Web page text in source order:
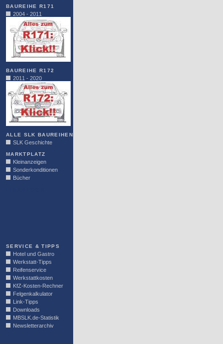
BAUREIHE R171
2004 - 2011
BAUREIHE R172
2011 - 2020
ALLE SLK BAUREIHEN
SLK Geschichte
MARKTPLATZ
Kleinanzeigen
Sonderkonditionen
Bücher
SERVICE & TIPPS
Hotel und Gastro
Werkstatt-Tipps
Reifenservice
Werkstattkosten
KfZ-Kosten-Rechner
Felgenkalkulator
Link-Tipps
Downloads
MBSLK.de-Statistik
Newsletterarchiv